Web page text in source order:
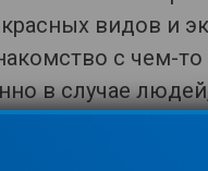
видов и
с чем-
в случае
того, насколько
возникают